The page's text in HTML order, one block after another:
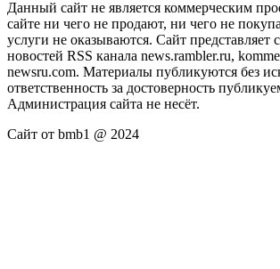
Данный сайт не является коммерческим
сайте ни чего не продают, ни чего не
услуги не оказываются. Сайт представляет
новостей RSS канала news.rambler.ru,
newsru.com. Материалы публикуются без
ответственность за достоверность
Администрация сайта не несёт.
Сайт от bmb1 @ 2024